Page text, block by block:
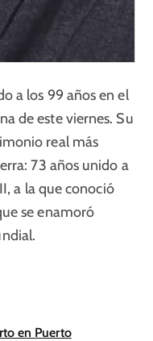
a los 99 años en el
de este viernes. Su
real más
73 años unido a
a la que conoció
se enamoró
en Puerto